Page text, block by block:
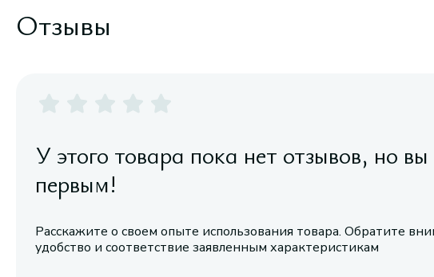
Отзывы
У этого товара пока нет отзывов, но
первым!
Расскажите о своем опыте использования товара. Обратите
удобство и соответствие заявленным характеристикам